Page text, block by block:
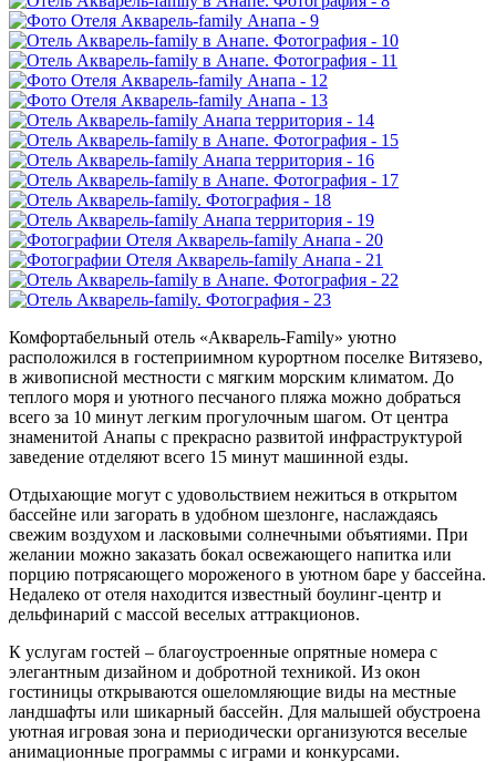
Комфортабельный отель «Акварель-Family» уютно
расположился в гостеприимном курортном поселке Витязево,
в живописной местности с мягким морским климатом. До
теплого моря и уютного песчаного пляжа можно добраться
всего за 10 минут легким прогулочным шагом. От центра
знаменитой Анапы с прекрасно развитой инфраструктурой
заведение отделяют всего 15 минут машинной езды.
Отдыхающие могут с удовольствием нежиться в открытом
бассейне или загорать в удобном шезлонге, наслаждаясь
свежим воздухом и ласковыми солнечными объятиями. При
желании можно заказать бокал освежающего напитка или
порцию потрясающего мороженого в уютном баре у бассейна.
Недалеко от отеля находится известный боулинг-центр и
дельфинарий с массой веселых аттракционов.
К услугам гостей – благоустроенные опрятные номера с
элегантным дизайном и добротной техникой. Из окон
гостиницы открываются ошеломляющие виды на местные
ландшафты или шикарный бассейн. Для малышей обустроена
уютная игровая зона и периодически организуются веселые
анимационные программы с играми и конкурсами.